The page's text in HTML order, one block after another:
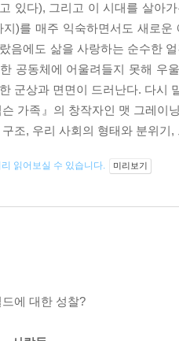
있다), 그리고 이 시대를 살아
지)를 매주 익숙하면서도 새로
음에도 삶을 사랑하는 순수한
공동체에 어울려들지 못해 우
군상과 면면이 드러난다. 다시
가족』의 창작자인 맷 그레이
조, 우리 사회의 형태와 분위
읽어보실 수 있습니다. 미리보기
에 대한 성찰?